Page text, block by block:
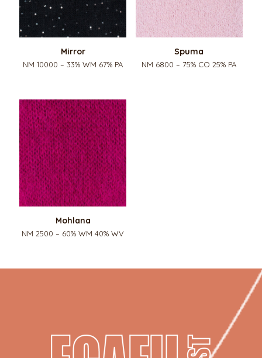
Mirror
NM 10000 – 33% WM 67% PA
Spuma
NM 6800 – 75% CO 25% PA
Mohlana
NM 2500 – 60% WM 40% WV